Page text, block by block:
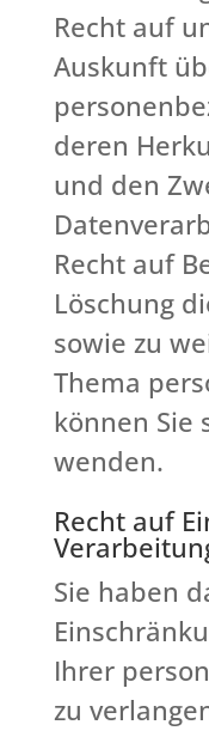
Recht auf
Auskunft
deren
und den
Recht auf
Löschung
sowie zu
Thema
können Sie
wenden.
Recht auf
Sie haben
Ihrer
zu